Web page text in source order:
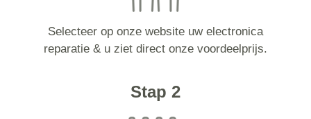
Selecteer op onze website uw electronica
reparatie & u ziet direct onze voordeelprijs.
Stap 2